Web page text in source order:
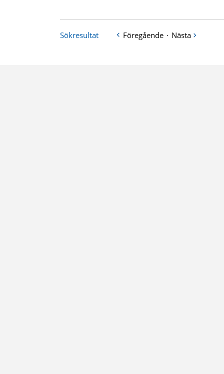
Sökresultat Föregående · Nästa